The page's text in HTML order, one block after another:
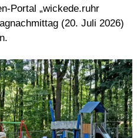
Portal „wickede.ruhr
(20. Juli 2026)